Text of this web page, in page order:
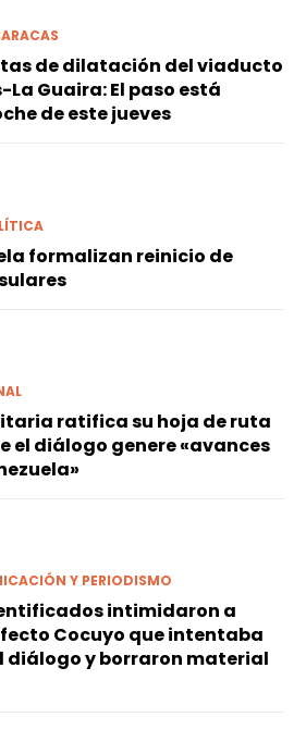
de dilatación del viaducto
La Guaira: El paso está
de este jueves
formalizan reinicio de
ratifica su hoja de ruta
el diálogo genere «avances
Y PERIODISMO
intimidaron a
Cocuyo que intentaba
diálogo y borraron material